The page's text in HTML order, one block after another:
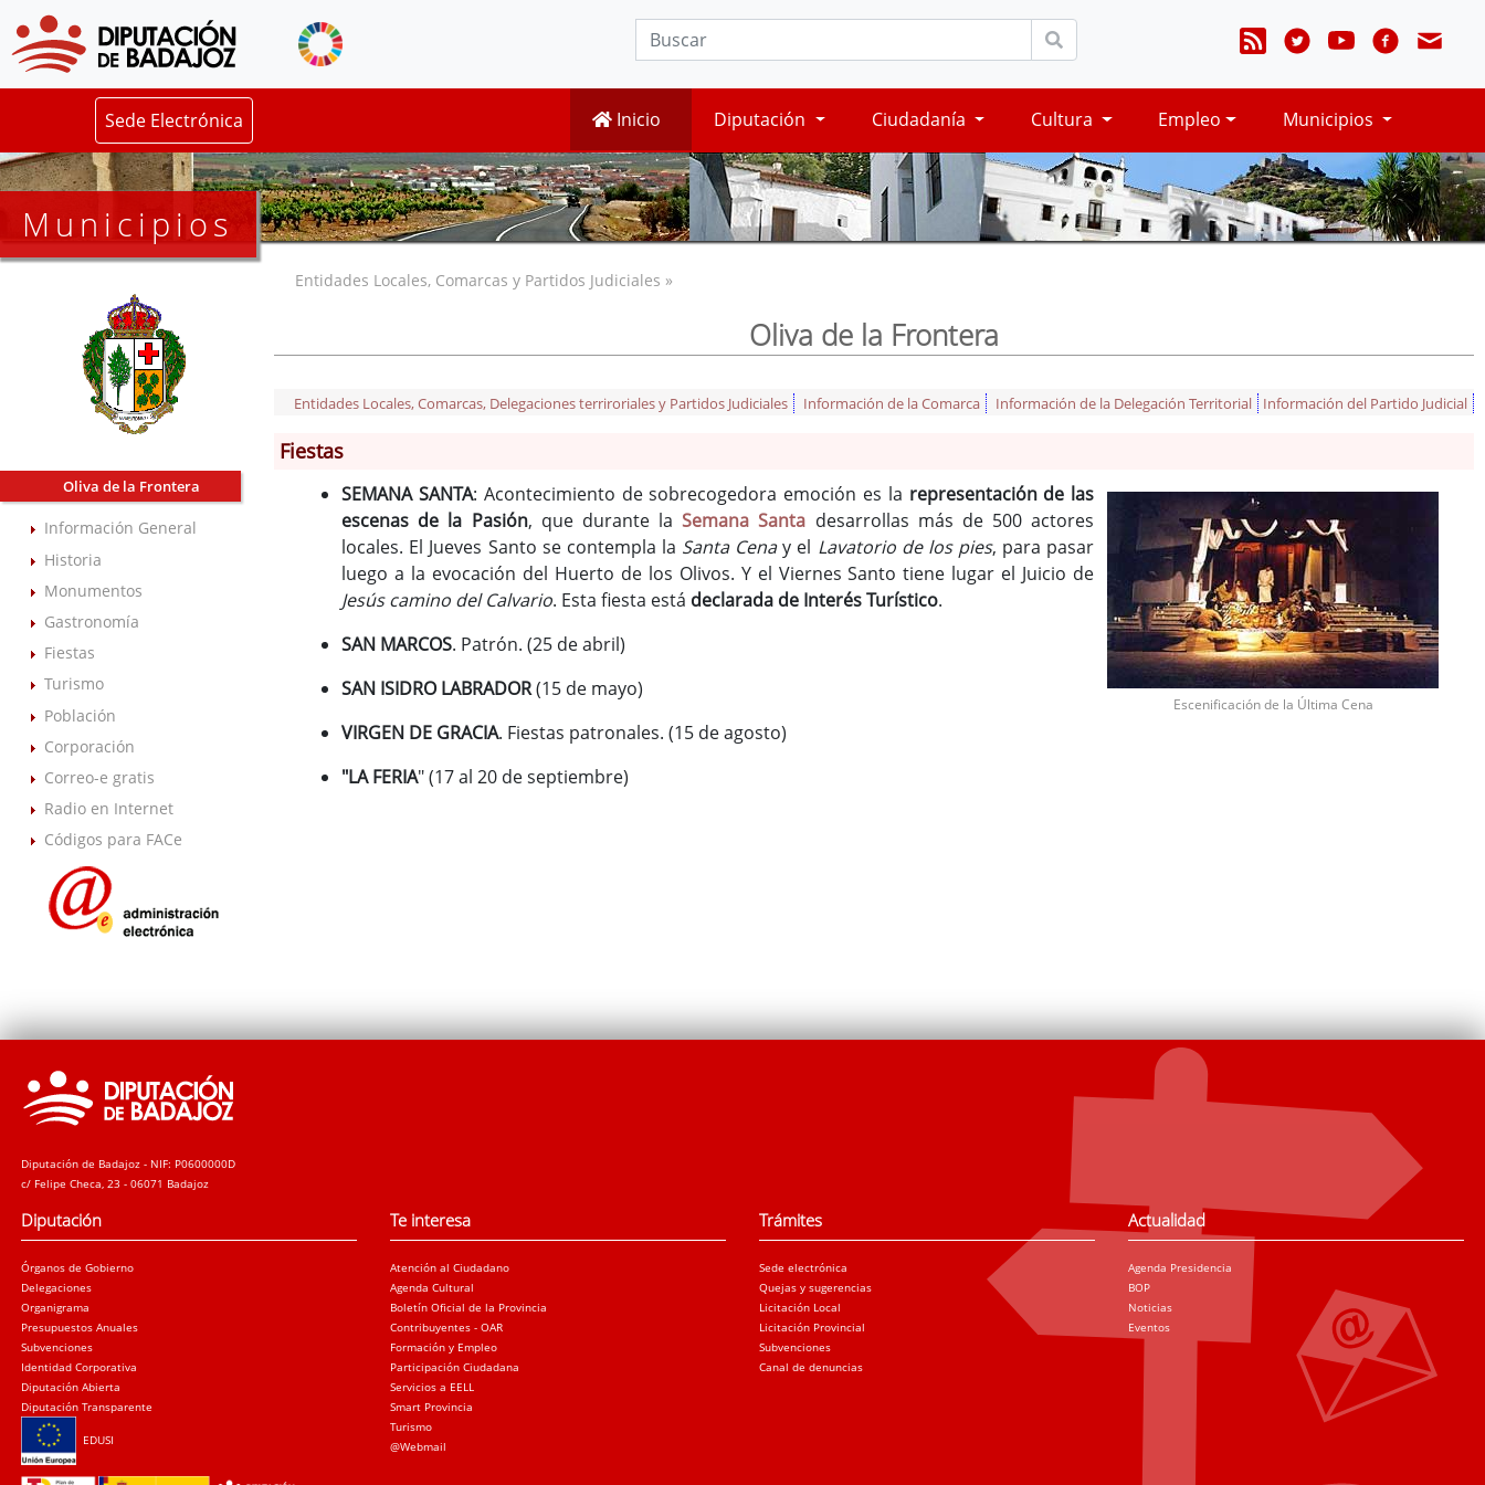
Sede Electrónica Inicio Diputación Ciudadanía Cultura Empleo Municipios
Municipios
Oliva de la Frontera
Información General
Historia
Monumentos
Gastronomía
Fiestas
Turismo
Población
Corporación
Correo-e gratis
Radio en Internet
Códigos para FACe
Entidades Locales, Comarcas y Partidos Judiciales »
Oliva de la Frontera
Entidades Locales, Comarcas, Delegaciones terriroriales y Partidos Judiciales Información de la Comarca Información de la Delegación Territorial Información del Partido Judicial
Fiestas
SEMANA SANTA: Acontecimiento de sobrecogedora emoción es la representación de las
escenas de la Pasión, que durante laSemana Santa desarrollas más de 500 actores
locales. El Jueves Santo se contempla la Santa Cenay el Lavatorio de los pies, para pasar
luego a la evocación del Huerto de los Olivos. Y el Viernes Santo tiene lugar el Juicio de
Jesús camino del Calvario. Esta fiesta está declarada de Interés Turístico.
SAN MARCOS. Patrón. (25 de abril)
SAN ISIDRO LABRADOR(15 de mayo)
VIRGEN DE GRACIA. Fiestas patronales. (15 de agosto)
"LA FERIA" (17 al 20 de septiembre)
Escenificación de la Última Cena
Diputación de Badajoz - NIF: P0600000D
c/ Felipe Checa, 23 - 06071 Badajoz
Diputación
Órganos de Gobierno
Delegaciones
Organigrama
Presupuestos Anuales
Subvenciones
Identidad Corporativa
Diputación Abierta
Diputación Transparente
EDUSI
Te interesa
Atención al Ciudadano
Agenda Cultural
Boletín Oficial de la Provincia
Contribuyentes - OAR
Formación y Empleo
Participación Ciudadana
Servicios a EELL
Smart Provincia
Turismo
@Webmail
Trámites
Sede electrónica
Quejas y sugerencias
Licitación Local
Licitación Provincial
Subvenciones
Canal de denuncias
Actualidad
Agenda Presidencia
BOP
Noticias
Eventos